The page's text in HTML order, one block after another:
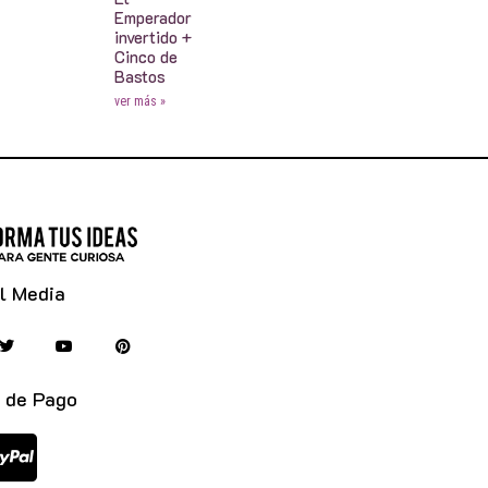
Emperador
invertido +
Cinco de
Bastos
ver más »
Media
Pago